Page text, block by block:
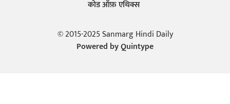
कोड ऑफ़ एथिक्स
© 2015-2025 Sanmarg Hindi Daily
Powered byQuintype